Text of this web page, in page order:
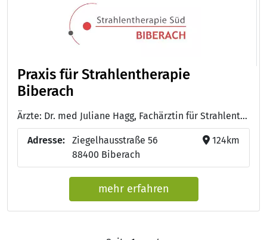
Praxis für Strahlentherapie
Biberach
Ärzte: Dr. med Juliane Hagg, Fachärztin für Strahlentherapie, Palliativmedizin
Adresse:
Ziegelhausstraße 56
88400 Biberach
124km
mehr erfahren